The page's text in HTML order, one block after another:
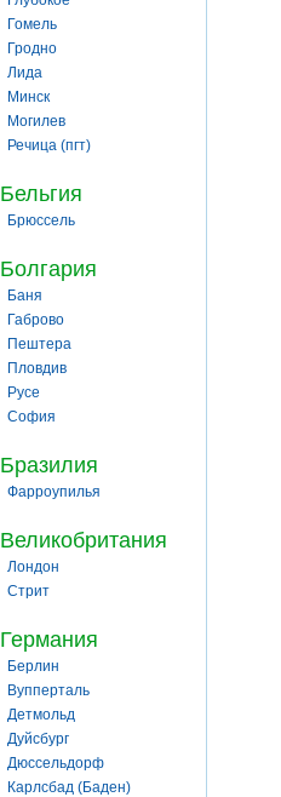
Гомель
Гродно
Лида
Минск
Могилев
Речица (пгт)
Бельгия
Брюссель
Болгария
Баня
Габрово
Пештера
Пловдив
Русе
София
Бразилия
Фарроупилья
Великобритания
Лондон
Стрит
Германия
Берлин
Вупперталь
Детмольд
Дуйсбург
Дюссельдорф
Карлсбад (Баден)